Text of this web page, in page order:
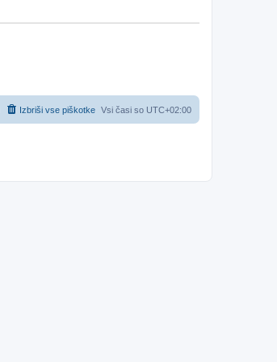
Vsi časi so UTC+02:00
Izbriši vse piškotke